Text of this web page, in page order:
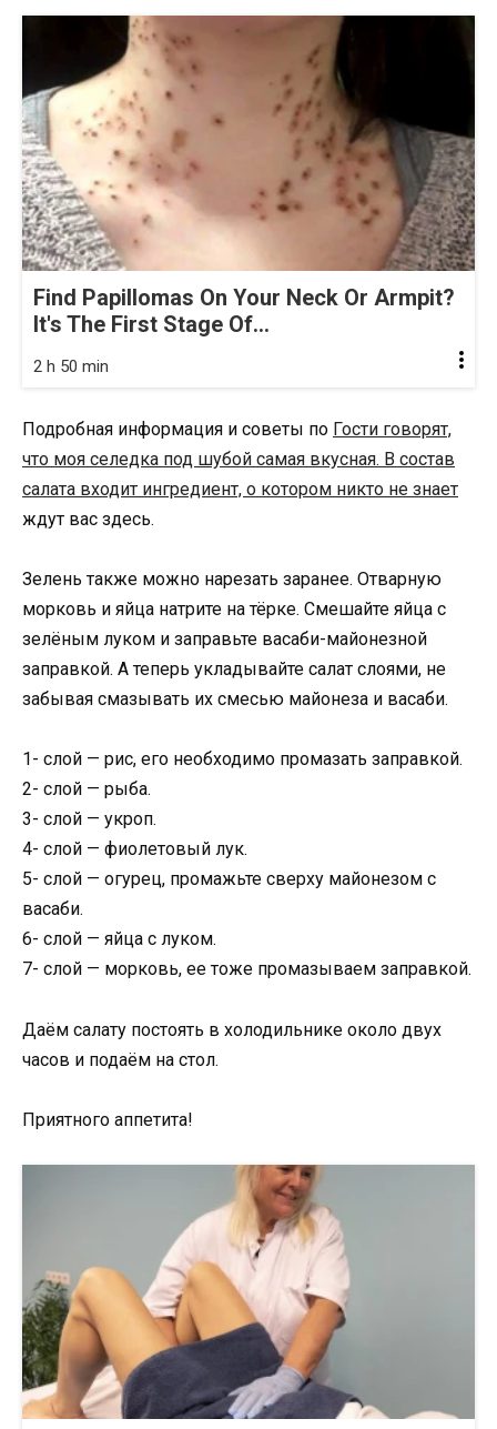
Find Papillomas On Your Neck Or Armpit?
It's The First Stage Of...
2 h 50 min
Подробная информация и советы по Гости говорят,
что моя селедка под шубой самая вкусная. В состав
салата входит ингредиент, о котором никто не знает
ждут вас здесь.
Зелень также можно нарезать заранее. Отварную
морковь и яйца натрите на тёрке. Смешайте яйца с
зелёным луком и заправьте васаби-майонезной
заправкой. А теперь укладывайте салат слоями, не
забывая смазывать их смесью майонеза и васаби.
1- слой — рис, его необходимо промазать заправкой.
2- слой — рыба.
3- слой — укроп.
4- слой — фиолетовый лук.
5- слой — огурец, промажьте сверху майонезом с
васаби.
6- слой — яйца с луком.
7- слой — морковь, ее тоже промазываем заправкой.
Даём салату постоять в холодильнике около двух
часов и подаём на стол.
Приятного аппетита!